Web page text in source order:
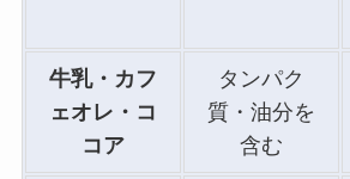
牛乳・カフ
ェオレ・コ
コア
タンパク
質・油分を
含む